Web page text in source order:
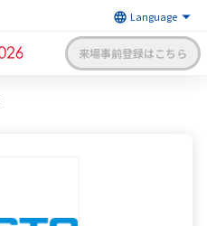
来場事前登録はこちら